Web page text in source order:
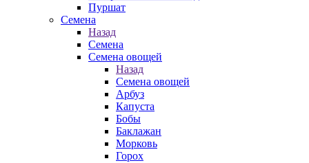
Пуршат
Семена
Назад
Семена
Семена овощей
Назад
Семена овощей
Арбуз
Капуста
Бобы
Баклажан
Морковь
Горох